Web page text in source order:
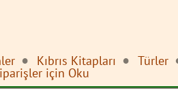
Kıbrıs Kitapları Türler
için Oku